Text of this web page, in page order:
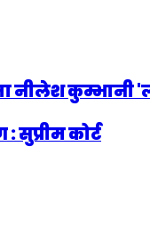
नीलेश कुम्भानी
कोर्ट